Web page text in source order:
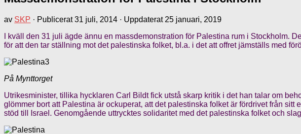
av SKP · Publicerat31 juli, 2014 · Uppdaterat 25 januari, 2019
I kväll den 31 juli ägde ännu en massdemonstration för Palestina rum i Stockholm.
för att den tar ställning mot det palestinska folket, bl.a. i det att offret jämställs med
På Mynttorget
Utrikesminister, tillika hycklaren Carl Bildt fick utstå skarp kritik i det han talar om
glömmer bort att Palestina är ockuperat, att det palestinska folket är fördrivet från
stöd till Israel. Genomgående uttrycktes solidaritet med det palestinska folket och